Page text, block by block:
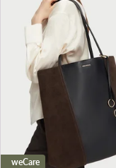
weCare